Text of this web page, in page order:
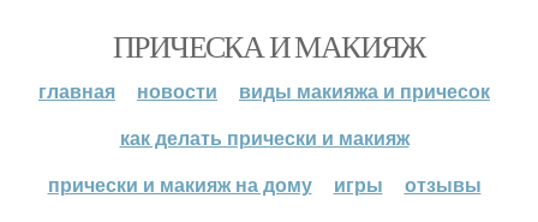
ПРИЧЕСКА И МАКИЯЖ
главная новости
виды макияжа и причесок
как делать прически и макияж
прически и макияж на дому
игры отзывы